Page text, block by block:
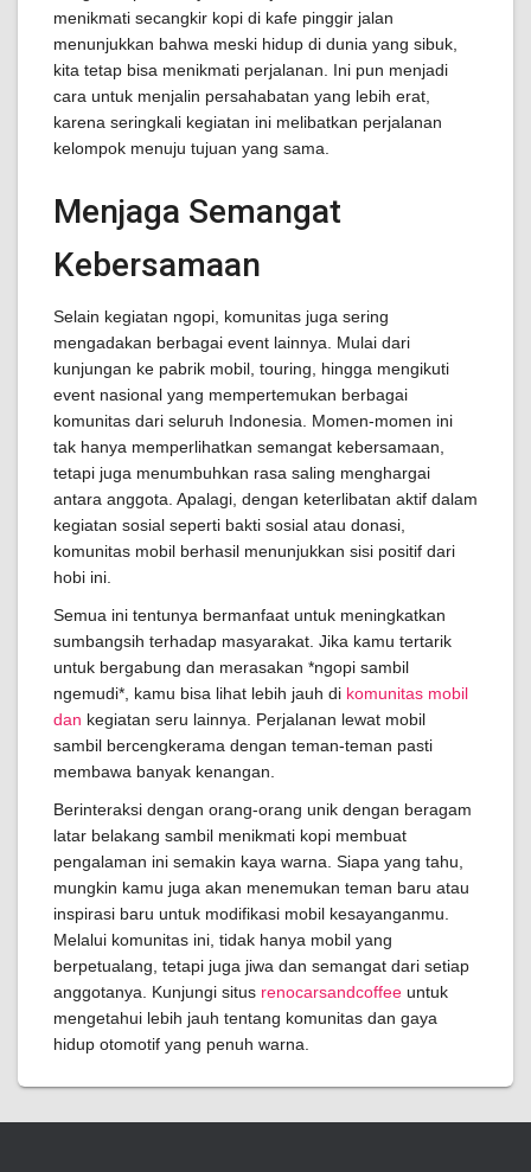
menikmati secangkir kopi di kafe pinggir jalan
menunjukkan bahwa meski hidup di dunia yang sibuk,
kita tetap bisa menikmati perjalanan. Ini pun menjadi
cara untuk menjalin persahabatan yang lebih erat,
karena seringkali kegiatan ini melibatkan perjalanan
kelompok menuju tujuan yang sama.
Menjaga Semangat
Kebersamaan
Selain kegiatan ngopi, komunitas juga sering
mengadakan berbagai event lainnya. Mulai dari
kunjungan ke pabrik mobil, touring, hingga mengikuti
event nasional yang mempertemukan berbagai
komunitas dari seluruh Indonesia. Momen-momen ini
tak hanya memperlihatkan semangat kebersamaan,
tetapi juga menumbuhkan rasa saling menghargai
antara anggota. Apalagi, dengan keterlibatan aktif dalam
kegiatan sosial seperti bakti sosial atau donasi,
komunitas mobil berhasil menunjukkan sisi positif dari
hobi ini.
Semua ini tentunya bermanfaat untuk meningkatkan
sumbangsih terhadap masyarakat. Jika kamu tertarik
untuk bergabung dan merasakan *ngopi sambil
ngemudi*, kamu bisa lihat lebih jauh di komunitas mobil
dan kegiatan seru lainnya. Perjalanan lewat mobil
sambil bercengkerama dengan teman-teman pasti
membawa banyak kenangan.
Berinteraksi dengan orang-orang unik dengan beragam
latar belakang sambil menikmati kopi membuat
pengalaman ini semakin kaya warna. Siapa yang tahu,
mungkin kamu juga akan menemukan teman baru atau
inspirasi baru untuk modifikasi mobil kesayanganmu.
Melalui komunitas ini, tidak hanya mobil yang
berpetualang, tetapi juga jiwa dan semangat dari setiap
anggotanya. Kunjungi situs renocarsandcoffee untuk
mengetahui lebih jauh tentang komunitas dan gaya
hidup otomotif yang penuh warna.